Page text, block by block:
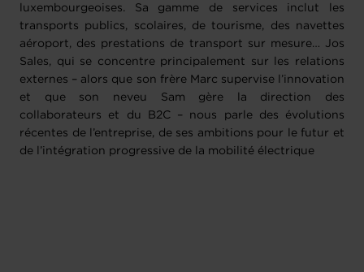
luxembourgeoises. Sa gamme de services inclut les
transports publics, scolaires, de tourisme, des navettes
aéroport, des prestations de transport sur mesure… Jos
Sales, qui se concentre principalement sur les relations
externes – alors que son frère Marc supervise l’innovation
et que son neveu Sam gère la direction des
collaborateurs et du B2C – nous parle des évolutions
récentes de l’entreprise, de ses ambitions pour le futur et
de l’intégration progressive de la mobilité électrique